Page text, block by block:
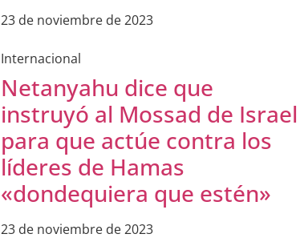
23 de noviembre de 2023
Internacional
Netanyahu dice que
instruyó al Mossad de Israel
para que actúe contra los
líderes de Hamas
«dondequiera que estén»
23 de noviembre de 2023